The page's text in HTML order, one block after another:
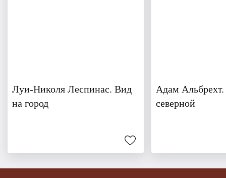
Луи-Николя Леспинас. Вид
на город
Адам
северной